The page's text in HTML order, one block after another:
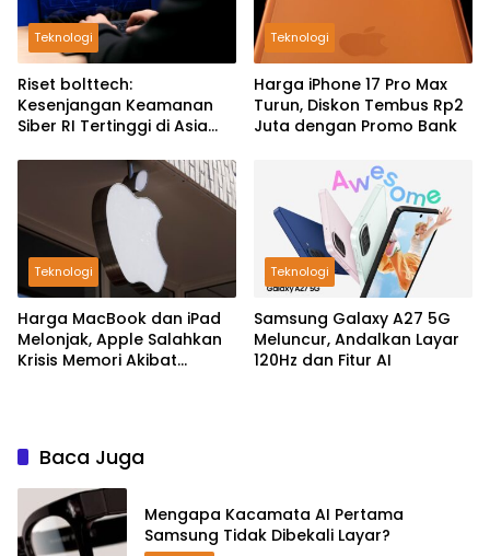
Teknologi
Riset bolttech:
Kesenjangan Keamanan
Siber RI Tertinggi di Asia
Teknologi
Harga iPhone 17 Pro Max
Turun, Diskon Tembus Rp2
Juta dengan Promo Bank
Teknologi
Harga MacBook dan iPad
Melonjak, Apple Salahkan
Krisis Memori Akibat
Teknologi
Samsung Galaxy A27 5G
Meluncur, Andalkan Layar
120Hz dan Fitur AI
Baca Juga
Mengapa Kacamata AI Pertama
Samsung Tidak Dibekali Layar?